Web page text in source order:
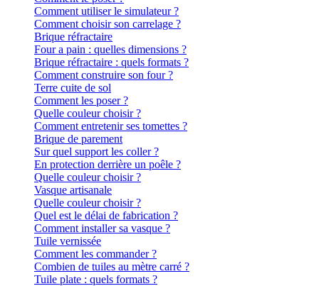
Comment utiliser le simulateur ?
Comment choisir son carrelage ?
Brique réfractaire
Four a pain : quelles dimensions ?
Brique réfractaire : quels formats ?
Comment construire son four ?
Terre cuite de sol
Comment les poser ?
Quelle couleur choisir ?
Comment entretenir ses tomettes ?
Brique de parement
Sur quel support les coller ?
En protection derrière un poêle ?
Quelle couleur choisir ?
Vasque artisanale
Quelle couleur choisir ?
Quel est le délai de fabrication ?
Comment installer sa vasque ?
Tuile vernissée
Comment les commander ?
Combien de tuiles au mètre carré ?
Tuile plate : quels formats ?